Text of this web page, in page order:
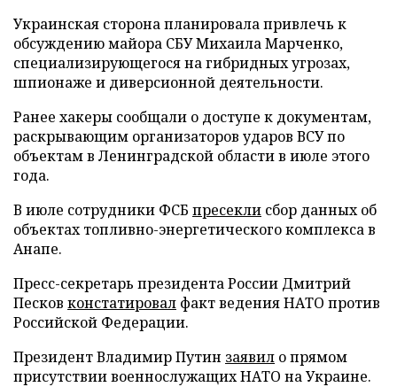
Украинская сторона планировала привлечь к
обсуждению майора СБУ Михаила Марченко,
специализирующегося на гибридных угрозах,
шпионаже и диверсионной деятельности.
Ранее хакеры сообщали о доступе к документам,
раскрывающим организаторов ударов ВСУ по
объектам в Ленинградской области в июле этого
года.
В июле сотрудники ФСБ пресекли сбор данных об
объектах топливно-энергетического комплекса в
Анапе.
Пресс-секретарь президента России Дмитрий
Песков констатировал факт ведения НАТО против
Российской Федерации.
Президент Владимир Путин заявил о прямом
присутствии военнослужащих НАТО на Украине.